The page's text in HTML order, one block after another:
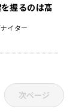
握るのは髙
イター
次ページ